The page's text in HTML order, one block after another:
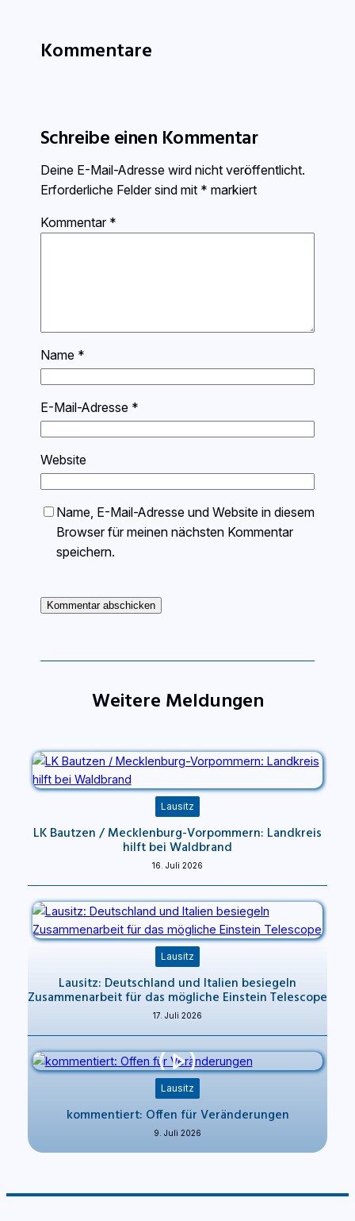
Kommentare
Schreibe einen Kommentar
Deine E-Mail-Adresse wird nicht veröffentlicht.
Erforderliche Felder sind mit * markiert
Kommentar *
Name *
E-Mail-Adresse *
Website
Name, E-Mail-Adresse und Website in diesem
Browser für meinen nächsten Kommentar
speichern.
Weitere Meldungen
Lausitz
LK Bautzen / Mecklenburg-Vorpommern: Landkreis
hilft bei Waldbrand
16. Juli 2026
Lausitz
Lausitz: Deutschland und Italien besiegeln
Zusammenarbeit für das mögliche Einstein Telescope
17. Juli 2026
Lausitz
kommentiert: Offen für Veränderungen
9. Juli 2026